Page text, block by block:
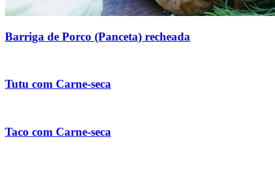
Barriga de Porco (Panceta) recheada
Tutu com Carne-seca
Taco com Carne-seca